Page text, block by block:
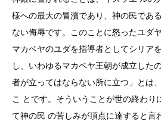
様への最大の冒瀆であり、神の民であ
ない侮辱です。このことに怒ったユダ
マカベヤのユダを指導者としてシリア
し、いわゆるマカベヤ王朝が成立した
者が立ってはならない所に立つ」とは
こ とです。そういうことが世の終わり
て神の民 の苦しみが頂点に達すると言